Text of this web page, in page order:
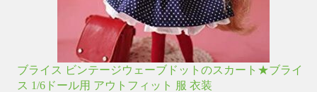
ブライス ビンテージウェーブドットのスカート★ブライ
ス 1/6ドール用 アウトフィット 服 衣装